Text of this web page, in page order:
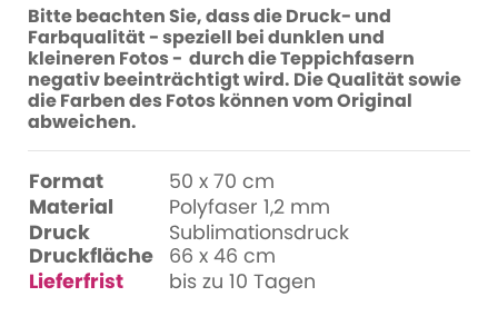
Bitte beachten Sie, dass die Druck- und
Farbqualität - speziell bei dunklen und
kleineren Fotos - durch die Teppichfasern
negativ beeinträchtigt wird. Die Qualität sowie
die Farben des Fotos können vom Original
abweichen.
Format
50 x 70 cm
Material
Polyfaser 1,2 mm
Druck
Druckfläche
Sublimationsdruck
66 x 46 cm
Lieferfrist
bis zu 10 Tagen